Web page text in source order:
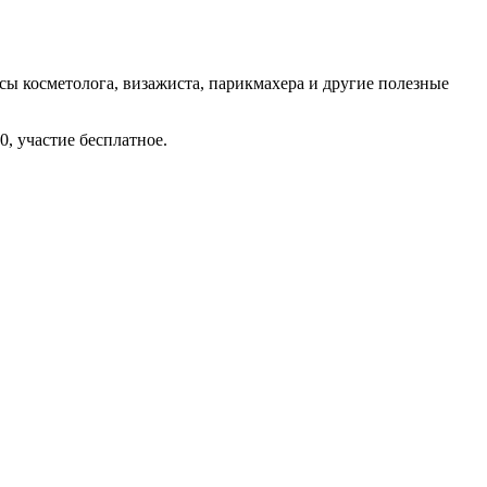
косметолога, визажиста, парикмахера и другие полезные
участие бесплатное.